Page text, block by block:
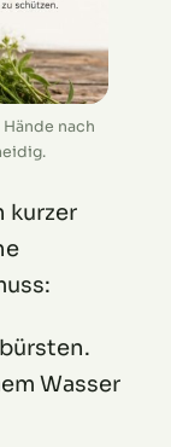
nach
kurzer
Wasser